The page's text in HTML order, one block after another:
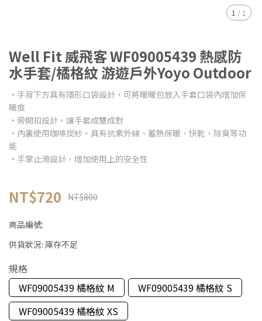
1 /1
Well Fit 威飛客 WF09005439 熱感防
水手套/橘格紋 游遊戶外Yoyo Outdoor
•手背下方具有隱形口袋設計，可將暖暖包放入手套口袋內增加保
暖度
•旁開扣設計，讓手套成雙成對
•內裏使用咖啡炭紗，具有抗紫外線、蓄熱保暖、快乾、除臭等功
能
•手掌止滑設計，增加使用上的安全性
NT$720 NT$800
商品編號:
供貨狀況: 庫存不足
規格
WF09005439 橘格紋 M
WF09005439 橘格紋 S
WF09005439 橘格紋 XS